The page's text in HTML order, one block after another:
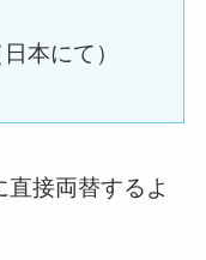
本にて）
接両替するよ